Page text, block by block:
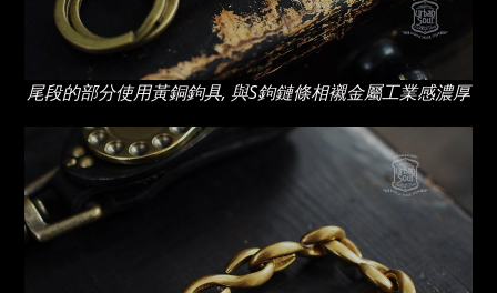
尾段的部分使用黃銅鉤具, 與S鉤鏈條相襯金屬工業感濃厚